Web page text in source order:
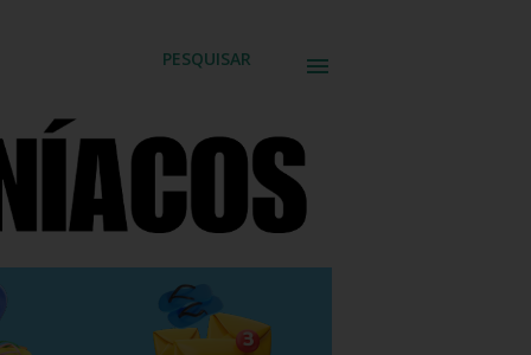
PESQUISAR